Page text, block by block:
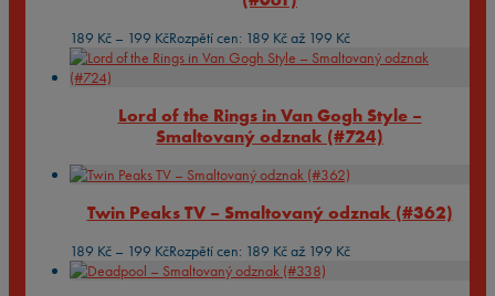
189 Kč – 199 KčRozpětí cen: 189 Kč až 199 Kč
Lord of the Rings in Van Gogh Style –
Smaltovaný odznak (#724)
Twin Peaks TV – Smaltovaný odznak (#362)
189 Kč – 199 KčRozpětí cen: 189 Kč až 199 Kč